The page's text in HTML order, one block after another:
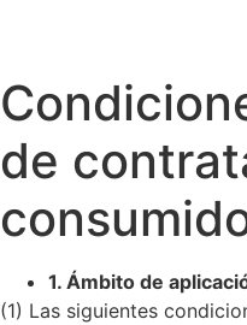
de
1. Ámbito de
(1) Las siguientes